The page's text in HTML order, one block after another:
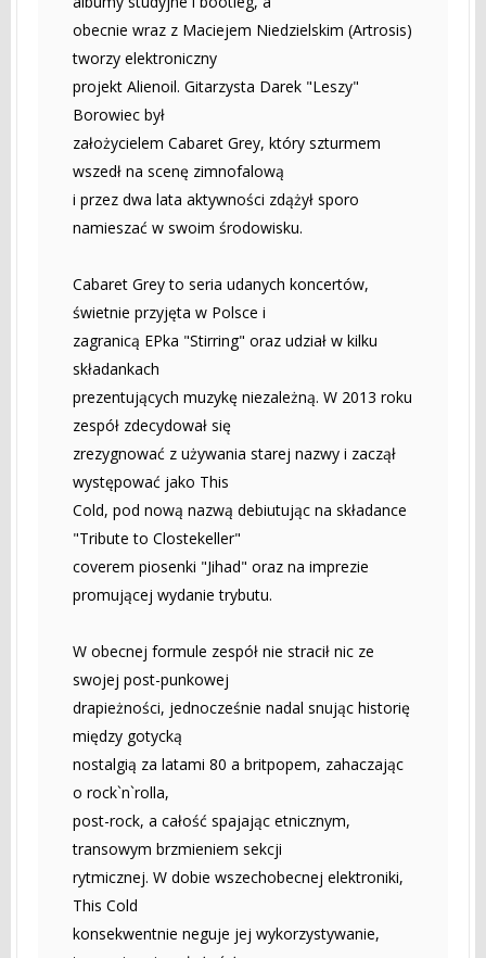
obecnie wraz z Maciejem Niedzielskim (Artrosis)
tworzy elektroniczny
projekt Alienoil. Gitarzysta Darek "Leszy"
Borowiec był
założycielem Cabaret Grey, który szturmem
wszedł na scenę zimnofalową
i przez dwa lata aktywności zdążył sporo
namieszać w swoim środowisku.
Cabaret Grey to seria udanych koncertów,
świetnie przyjęta w Polsce i
zagranicą EPka "Stirring" oraz udział w kilku
składankach
prezentujących muzykę niezależną. W 2013 roku
zespół zdecydował się
zrezygnować z używania starej nazwy i zaczął
występować jako This
Cold, pod nową nazwą debiutując na składance
"Tribute to Clostekeller"
coverem piosenki "Jihad" oraz na imprezie
promującej wydanie trybutu.
W obecnej formule zespół nie stracił nic ze
swojej post-punkowej
drapieżności, jednocześnie nadal snując historię
między gotycką
nostalgią za latami 80 a britpopem, zahaczając
o rock`n`rolla,
post-rock, a całość spajając etnicznym,
transowym brzmieniem sekcji
rytmicznej. W dobie wszechobecnej elektroniki,
This Cold
konsekwentnie neguje jej wykorzystywanie,